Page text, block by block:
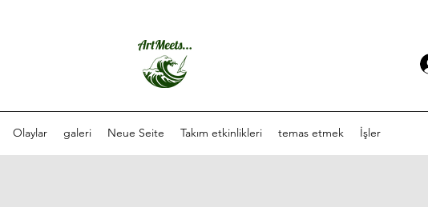
Olaylar galeri Neue Seite Takım etkinlikleri temas etmek İşler